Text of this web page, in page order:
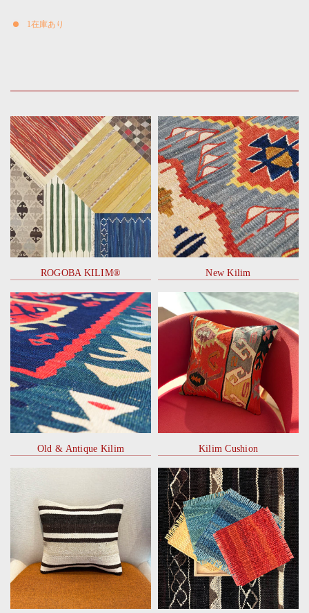
1在庫あり
ROGOBA KILIM® New Kilim
Old & Antique Kilim Kilim Cushion